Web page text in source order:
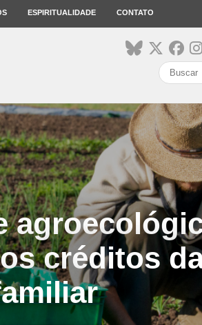
ESPIRITUALIDADE CONTATO
créditos